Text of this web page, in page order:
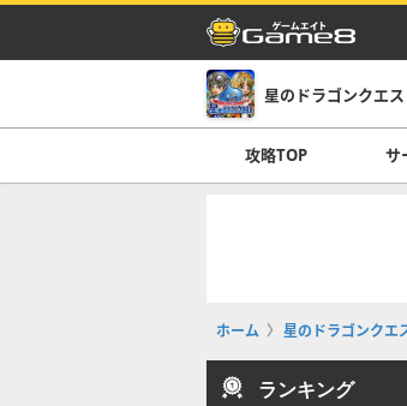
星のドラゴンクエ
攻略TOP サ
ホーム 星のドラゴンクエ
ランキング